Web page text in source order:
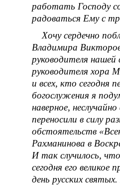
работать Господу
радоваться Ему с
Хочу сердечно
Владимира
руководителя
руководителя хора
и всех, кто сегодня
богослужения я
наверное,
переносили в силу
обстоятельств
Рахманинова в
И так случилось,
сегодня его великое
день русских